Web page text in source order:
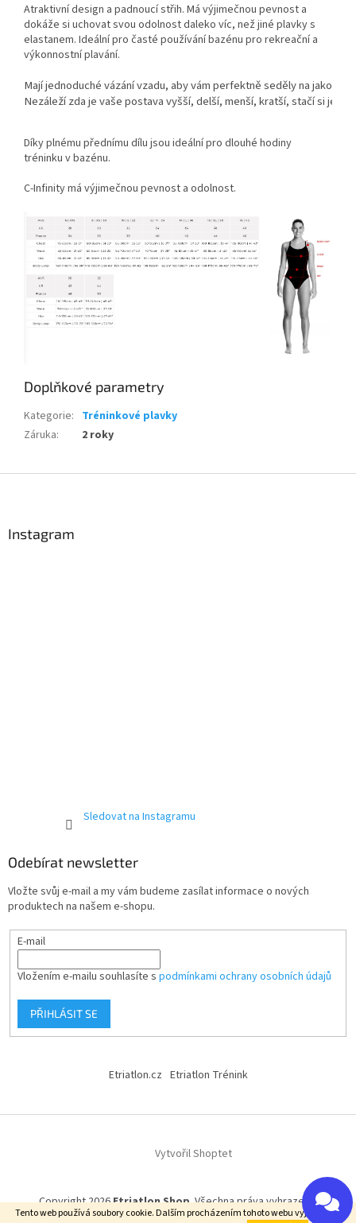
Tento web používá soubory cookie. Dalším procházením tohoto webu vyjadřujete
Atraktivní design a padnoucí střih. Má výjimečnou pevnost a
dokáže si uchovat svou odolnost daleko víc, než jiné plavky s
elastanem. Ideální pro časté používání bazénu pro rekreační a
výkonnostní plavání.
Mají jednoduché vázání vzadu, aby vám perfektně seděly na
Nezáleží zda je vaše postava vyšší, delší, menší, kratší, stačí si jen
Díky plnému přednímu dílu jsou ideální pro dlouhé hodiny
tréninku v bazénu.
C-Infinity má výjimečnou pevnost a odolnost.
Doplňkové parametry
Kategorie: Tréninkové plavky
Záruka: 2 roky
Instagram
Sledovat na Instagramu
Odebírat newsletter
Vložte svůj e-mail a my vám budeme zasílat informace o nových
produktech na našem e-shopu.
E-mail
Vložením e-mailu souhlasíte s podmínkami ochrany osobních údajů
PŘIHLÁSIT SE
Etriatlon.cz Etriatlon Trénink
Vytvořil Shoptet
Copyright 2026Etriatlon Shop. Všechna práva vyhrazena.
Send